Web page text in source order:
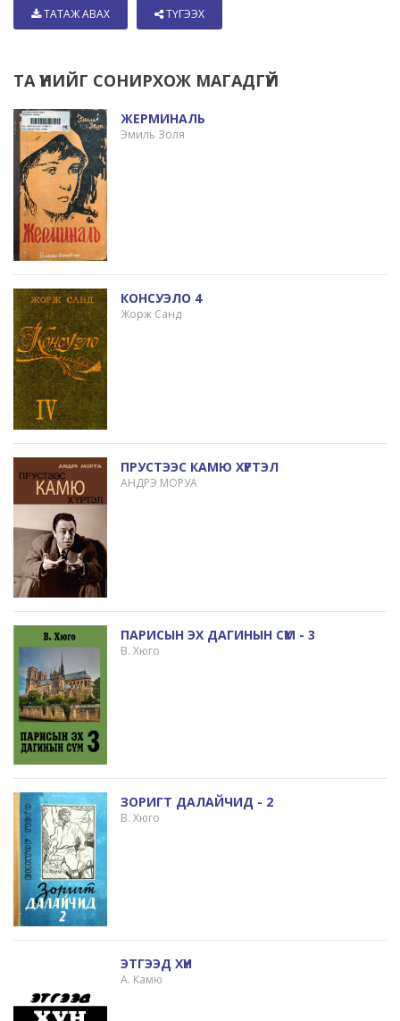
ТАТАЖ АВАХ ТҮГЭЭХ
ТА ҮҮНИЙГ СОНИРХОЖ МАГАДГҮЙ
ЖЕРМИНАЛЬ
Эмиль Золя
КОНСУЭЛО 4
Жорж Санд
ПРУСТЭЭС КАМЮ ХҮРТЭЛ
АНДРЭ МОРУА
ПАРИСЫН ЭХ ДАГИНЫН СҮМ - 3
В. Хюго
ЗОРИГТ ДАЛАЙЧИД - 2
В. Хюго
ЭТГЭЭД ХҮН
А. Камю